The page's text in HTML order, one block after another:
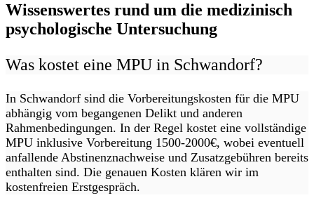
Wissenswertes rund um die medizinisch
psychologische Untersuchung
Was kostet eine MPU in Schwandorf?
In Schwandorf sind die Vorbereitungskosten für die MPU
abhängig vom begangenen Delikt und anderen
Rahmenbedingungen. In der Regel kostet eine vollständige
MPU inklusive Vorbereitung 1500-2000€, wobei eventuell
anfallende Abstinenznachweise und Zusatzgebühren bereits
enthalten sind. Die genauen Kosten klären wir im
kostenfreien Erstgespräch.